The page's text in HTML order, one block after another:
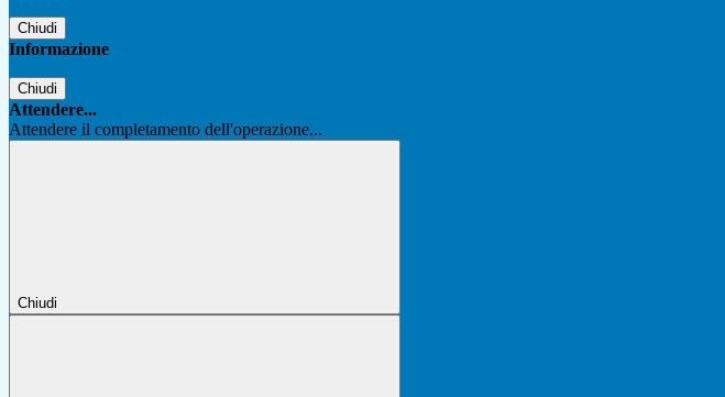
Chiudi
Informazione
Chiudi
Attendere...
Attendere il completamento dell'operazione...
Chiudi